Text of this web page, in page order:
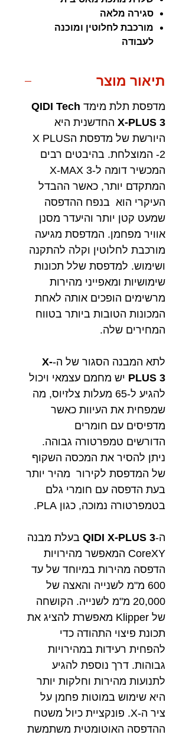
סגירה מלאה
מורכבת לחלוטין ומוכנה
לעבודה
תיאור מוצר
מדפסת תלת מימד QIDI Tech
X-PLUS 3 החדשנית היא
היורשת של מדפסת הX PLUS
-2 המוצלחת. בהיבטים רבים
המכשיר דומה ל-X-MAX 3
המתקדם יותר, כאשר ההבדל
העיקרי הוא בנפח ההדפסה
שמעט קטן יותר והיעדר מסנן
אוויר מפחמן. המדפסת מגיעה
מורכבת לחלוטין וקלה להתקנה
ושימוש. למדפסת שלל תכונות
שימושיות ומאפייני מהירות
מרשימים הופכים אותה לאחת
המכונות הטובות ביותר בטווח
המחירים שלה.
לתא המבנה הסגור של ה-X-
PLUS 3 יש מחמם עצמאי ויכול
להגיע ל-65 מעלות צלזיוס, מה
שמפחית את העיוות כאשר
מדפיסים עם חומרים
הדורשים טמפרטורה גבוהה.
ניתן להסיר את המכסה השקוף
של המדפסת לקירור מהיר יותר
בעת הדפסה עם חומרי גלם
בטמפרטורה נמוכה, כגון PLA.
ה-QIDI X-PLUS 3 בעלת מבנה
CoreXY המאפשר מהירויות
הדפסה מהירות במיוחד של עד
600 מ"מ לשנייה והאצה של
20,000 מ"מ לשנייה. הקושחה
של Klipper מאפשרת להציג את
תכונת פיצוי התהודה כדי
להפחית רעידות במהירויות
גבוהות. דרך נוספת להגיע
לתנועות מהירות וחלקות יותר
היא שימוש במוטות פחמן על
ציר ה-X. פונקציית כיול משטח
ההדפסה האוטומטית משתמשת